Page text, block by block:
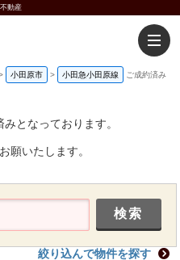
動産
小田原市 > 小田急小田原線 ご成約済み
となっております。
願いたします。
絞り込んで物件を探す